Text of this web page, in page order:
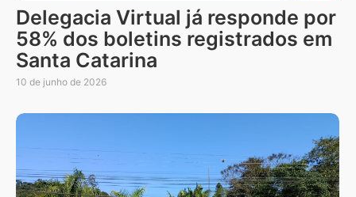
Delegacia Virtual já responde por
58% dos boletins registrados em
Santa Catarina
10 de junho de 2026